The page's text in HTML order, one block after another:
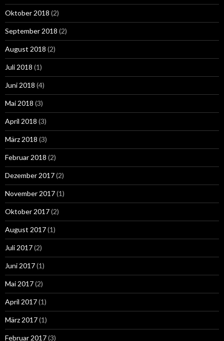
Oktober 2018 (2)
September 2018 (2)
August 2018 (2)
Juli 2018 (1)
Juni 2018 (4)
Mai 2018 (3)
April 2018 (3)
März 2018 (3)
Februar 2018 (2)
Dezember 2017(2)
November 2017(1)
Oktober 2017(2)
August 2017(1)
Juli 2017(2)
Juni 2017(1)
Mai 2017(2)
April 2017(1)
März 2017(1)
Februar 2017(3)